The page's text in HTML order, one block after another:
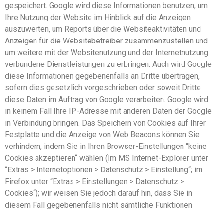
gespeichert. Google wird diese Informationen benutzen, um
Ihre Nutzung der Website im Hinblick auf die Anzeigen
auszuwerten, um Reports über die Websiteaktivitäten und
Anzeigen für die Websitebetreiber zusammenzustellen und
um weitere mit der Websitenutzung und der Internetnutzung
verbundene Dienstleistungen zu erbringen. Auch wird Google
diese Informationen gegebenenfalls an Dritte übertragen,
sofern dies gesetzlich vorgeschrieben oder soweit Dritte
diese Daten im Auftrag von Google verarbeiten. Google wird
in keinem Fall Ihre IP-Adresse mit anderen Daten der Google
in Verbindung bringen. Das Speichern von Cookies auf Ihrer
Festplatte und die Anzeige von Web Beacons können Sie
verhindern, indem Sie in Ihren Browser-Einstellungen “keine
Cookies akzeptieren“ wählen (Im MS Internet-Explorer unter
“Extras > Internetoptionen > Datenschutz > Einstellung“; im
Firefox unter “Extras > Einstellungen > Datenschutz >
Cookies“); wir weisen Sie jedoch darauf hin, dass Sie in
diesem Fall gegebenenfalls nicht sämtliche Funktionen